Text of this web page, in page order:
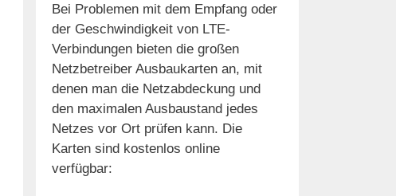
Bei Problemen mit dem Empfang oder
der Geschwindigkeit von LTE-
Verbindungen bieten die großen
Netzbetreiber Ausbaukarten an, mit
denen man die Netzabdeckung und
den maximalen Ausbaustand jedes
Netzes vor Ort prüfen kann. Die
Karten sind kostenlos online
verfügbar: